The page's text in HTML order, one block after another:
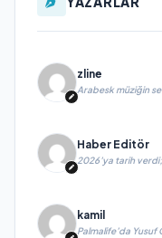
zline
Arabesk müziğin
yitirdi
Haber Editör
2026’ya tarih
kamil
Palmalife’da Yusuf